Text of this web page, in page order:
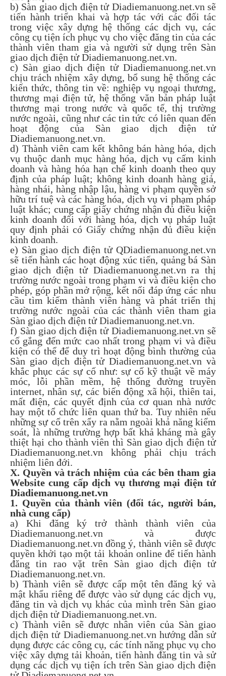
b) Sàn giao dịch điện tử Diadiemanuong.net.vn sẽ
tiến hành triển khai và hợp tác với các đối tác
trong việc xây dựng hệ thống các dịch vụ, các
công cụ tiện ích phục vụ cho việc đăng tin của các
thành viên tham gia và người sử dụng trên Sàn
giao dịch điện tử Diadiemanuong.net.vn.
c) Sàn giao dịch điện tử Diadiemanuong.net.vn
chịu trách nhiệm xây dựng, bổ sung hệ thống các
kiến thức, thông tin về: nghiệp vụ ngoại thương,
thương mại điện tử, hệ thống văn bản pháp luật
thương mại trong nước và quốc tế, thị trường
nước ngoài, cũng như các tin tức có liên quan đến
hoạt động của Sàn giao dịch điện tử
Diadiemanuong.net.vn.
d) Thành viên cam kết không bán hàng hóa, dịch
vụ thuộc danh mục hàng hóa, dịch vụ cấm kinh
doanh và hàng hóa hạn chế kinh doanh theo quy
định của pháp luật; không kinh doanh hàng giả,
hàng nhái, hàng nhập lậu, hàng vi phạm quyền sở
hữu trí tuệ và các hàng hóa, dịch vụ vi phạm pháp
luật khác; cung cấp giấy chứng nhận đủ điều kiện
kinh doanh đối với hàng hóa, dịch vụ pháp luật
quy định phải có Giấy chứng nhận đủ điều kiện
kinh doanh.
e) Sàn giao dịch điện tử QDiadiemanuong.net.vn
sẽ tiến hành các hoạt động xúc tiến, quảng bá Sàn
giao dịch điện tử Diadiemanuong.net.vn ra thị
trường nước ngoài trong phạm vi và điều kiện cho
phép, góp phần mở rộng, kết nối đáp ứng các nhu
cầu tìm kiếm thành viên hàng và phát triển thị
trường nước ngoài của các thành viên tham gia
Sàn giao dịch điện tử Diadiemanuong.net.vn.
f) Sàn giao dịch điện tử Diadiemanuong.net.vn sẽ
cố gắng đến mức cao nhất trong phạm vi và điều
kiện có thể để duy trì hoạt động bình thường của
Sàn giao dịch điện tử Diadiemanuong.net.vn và
khắc phục các sự cố như: sự cố kỹ thuật về máy
móc, lỗi phần mềm, hệ thống đường truyền
internet, nhân sự, các biến động xã hội, thiên tai,
mất điện, các quyết định của cơ quan nhà nước
hay một tổ chức liên quan thứ ba. Tuy nhiên nếu
những sự cố trên xẩy ra nằm ngoài khả năng kiểm
soát, là những trường hợp bất khả kháng mà gây
thiệt hại cho thành viên thì Sàn giao dịch điện tử
Diadiemanuong.net.vn không phải chịu trách
nhiệm liên đới.
X. Quyền và trách nhiệm của các bên tham gia
Website cung cấp dịch vụ thương mại điện tử
Diadiemanuong.net.vn
1. Quyền của thành viên (đối tác, người bán,
nhà cung cấp)
a) Khi đăng ký trở thành thành viên của
Diadiemanuong.net.vn và được
Diadiemanuong.net.vn đồng ý, thành viên sẽ được
quyền khởi tạo một tải khoản online để tiến hành
đăng tin rao vặt trên Sàn giao dịch điện tử
Diadiemanuong.net.vn.
b) Thành viên sẽ được cấp một tên đăng ký và
mật khẩu riêng để được vào sử dụng các dịch vụ,
đăng tin và dịch vụ khác của mình trên Sàn giao
dịch điện tử Diadiemanuong.net.vn.
c) Thành viên sẽ được nhân viên của Sàn giao
dịch điện tử Diadiemanuong.net.vn hướng dẫn sử
dụng được các công cụ, các tính năng phục vụ cho
việc xây dựng tải khoản, tiến hành đăng tin và sử
dụng các dịch vụ tiện ích trên Sàn giao dịch điện